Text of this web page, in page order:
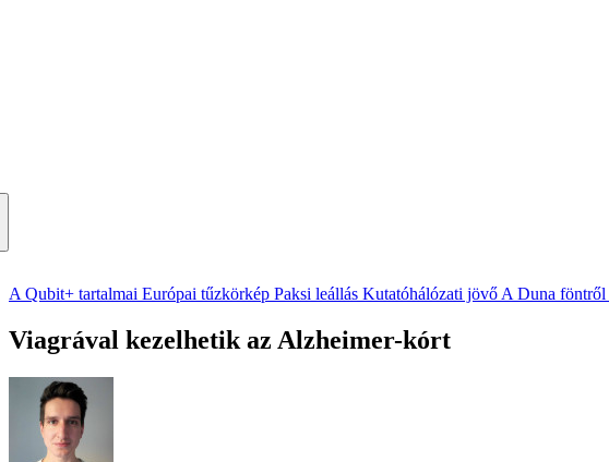
A Qubit+ tartalmai Európai tűzkörkép Paksi leállás Kutatóhálózati jövő A Duna föntről
Viagrával kezelhetik az Alzheimer-kórt